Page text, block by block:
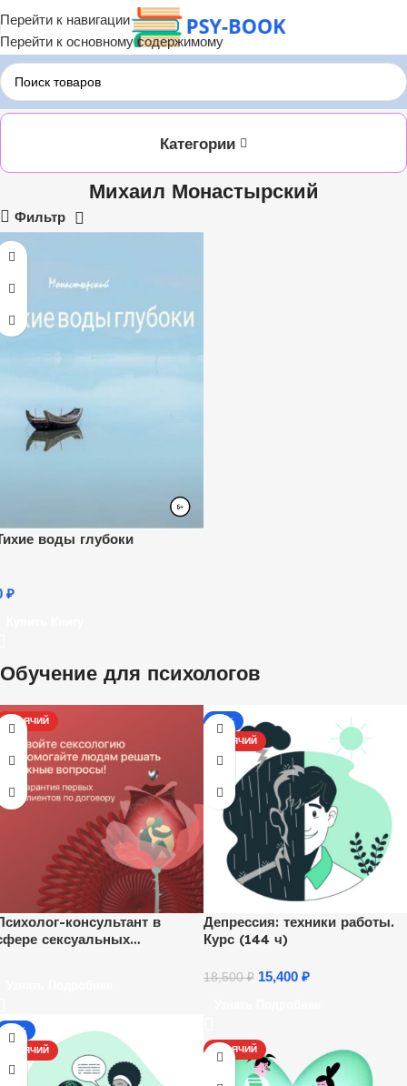
Перейти к навигации
Перейти к основному содержимому
Главная ЛИТРЕС Михаил Монастырский
Категории
Михаил Монастырский
Фильтр
воды глубоки
₽
Обучение для психологов
ГОРЯЧИЙ
консультант в
сексуальных
-17%
ГОРЯЧИЙ
Депрессия: техники работы.
Курс (144 ч)
18,500₽ 15,400 ₽
-17%
ГОРЯЧИЙ
ГОРЯЧИЙ